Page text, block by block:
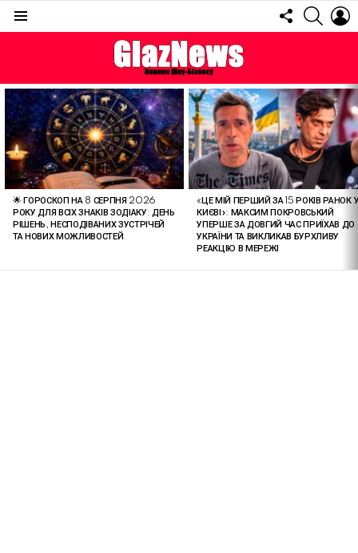
FOLLOW
US
ОСТАННІ
СТАТТІ
🌟 ГОРОСКОП НА 8 СЕРПНЯ 2026
РОКУ ДЛЯ ВСІХ ЗНАКІВ ЗОДІАКУ: ДЕНЬ
РІШЕНЬ, НЕСПОДІВАНИХ ЗУСТРІЧЕЙ
ТА НОВИХ МОЖЛИВОСТЕЙ
«ЦЕ МІЙ ПЕРШИЙ ЗА 15 РОКІВ РАНОК
КИЄВІ»: МАКСИМ ПОКРОВСЬКИЙ
УПЕРШЕ ЗА ДОВГИЙ ЧАС ПРИЇХАВ ДО
УКРАЇНИ ТА ВИКЛИКАВ БУРХЛИВУ
РЕАКЦІЮ В МЕРЕЖІ